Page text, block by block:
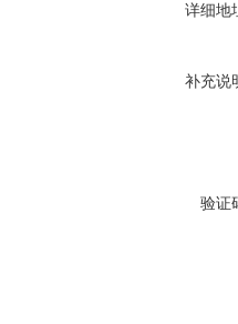
详细地
补充说
验证